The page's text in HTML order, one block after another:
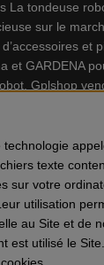
La tondeuse
sur le
et
et GARDENA
Gplshop
Souffleuses à
texte
sur votre
utilisation
au Site et de
est utilisé le